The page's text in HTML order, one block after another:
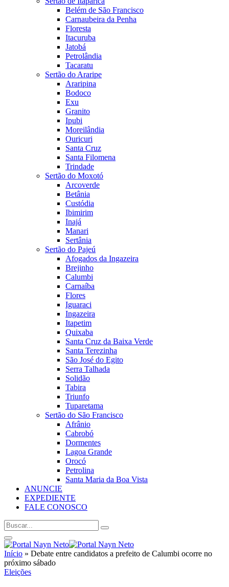
Belém de São Francisco
Carnaubeira da Penha
Floresta
Itacuruba
Jatobá
Petrolândia
Tacaratu
Sertão do Araripe
Araripina
Bodoco
Exu
Granito
Ipubi
Moreilândia
Ouricuri
Santa Cruz
Santa Filomena
Trindade
Sertão do Moxotó
Arcoverde
Betânia
Custódia
Ibimirim
Inajá
Manari
Sertânia
Sertão do Pajeú
Afogados da Ingazeira
Brejinho
Calumbi
Carnaíba
Flores
Iguaraci
Ingazeira
Itapetim
Quixaba
Santa Cruz da Baixa Verde
Santa Terezinha
São José do Egito
Serra Talhada
Solidão
Tabira
Triunfo
Tuparetama
Sertão do São Francisco
Afrânio
Cabrobó
Dormentes
Lagoa Grande
Orocó
Petrolina
Santa Maria da Boa Vista
ANUNCIE
EXPEDIENTE
FALE CONOSCO
Início » Debate entre candidatos a prefeito de Calumbi ocorre no
próximo sábado
Eleições